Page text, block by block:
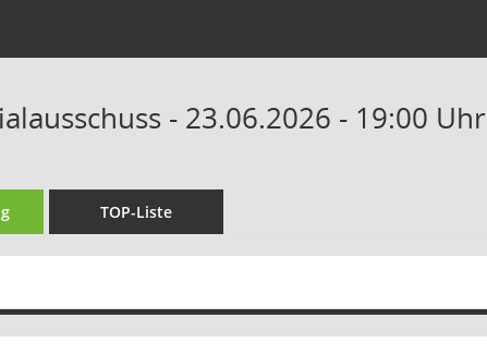
- 23.06.2026 - 19:00 Uhr
TOP-Liste